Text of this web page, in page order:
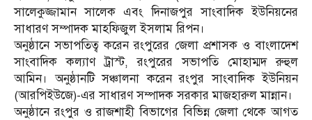
সালেকুজ্জামান সালেক এবং দিনাজপুর সাংবাদিক ইউনিয়নের
সাধারণ সম্পাদক মাহফিজুল ইসলাম রিপন।
অনুষ্ঠানে সভাপতিত্ব করেন রংপুরের জেলা প্রশাসক ও বাংলাদেশ
সাংবাদিক কল্যাণ ট্রাস্ট, রংপুরের সভাপতি মোহাম্মদ রুহুল
আমিন। অনুষ্ঠানটি সঞ্চালনা করেন রংপুর সাংবাদিক ইউনিয়ন
(আরপিইউজে)-এর সাধারণ সম্পাদক সরকার মাজহারুল মান্নান।
অনুষ্ঠানে রংপুর ও রাজশাহী বিভাগের বিভিন্ন জেলা থেকে আগত